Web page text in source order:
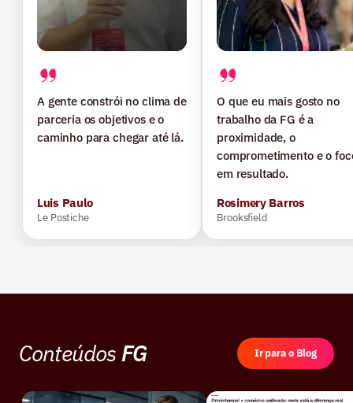
A gente constrói no clima de
parceria os objetivos e o
caminho para chegar até lá.
Luis Paulo
Le Postiche
O que eu mais gosto no
trabalho da FG é a
proximidade, o
comprometimento e o
em resultado.
Rosimery Barros
Brooksfield
ConteúdosFG Ir para o Blog